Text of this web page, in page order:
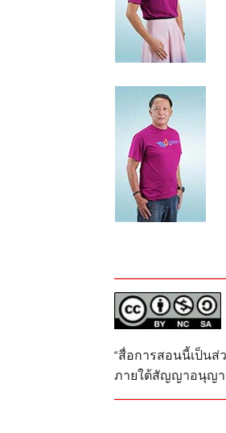
“สื่อการสอนนี้เป็น
ภายใต้สัญญาอนุญาต